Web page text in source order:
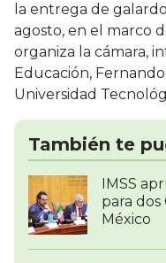
la entrega de
agosto, en el marco
organiza la cámara,
Educación,
Universidad
También te
IMSS
para dos
México